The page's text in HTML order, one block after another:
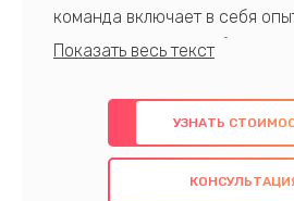
команда включает в себя
профессионалов с
предлагаем быстрый и
использованием
также гарантируем качество
проведенных работ. Наша
УЗНАТЬ